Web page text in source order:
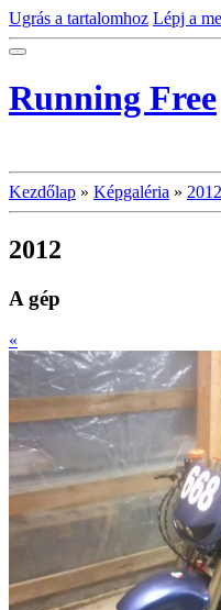
Ugrás a tartalomhoz Lépj a
Running Free
Kezdőlap » Képgaléria » 2012
2012
A gép
«